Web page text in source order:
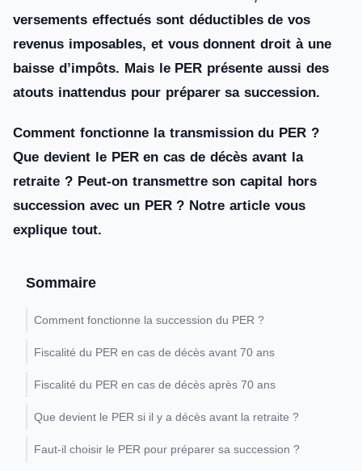
versements effectués sont déductibles de vos
revenus imposables, et vous donnent droit à une
baisse d’impôts. Mais le PER présente aussi des
atouts inattendus pour préparer sa succession.
Comment fonctionne la transmission du PER ?
Que devient le PER en cas de décès avant la
retraite ? Peut-on transmettre son capital hors
succession avec un PER ? Notre article vous
explique tout.
Sommaire
Comment fonctionne la succession du PER ?
Fiscalité du PER en cas de décès avant 70 ans
Fiscalité du PER en cas de décès après 70 ans
Que devient le PER si il y a décès avant la retraite ?
Faut-il choisir le PER pour préparer sa succession ?